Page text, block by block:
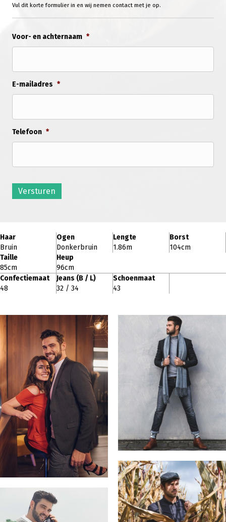
Vul dit korte formulier in en wij nemen contact met je op.
Voor- en achternaam *
E-mailadres *
Telefoon *
Versturen
Haar
Bruin
Ogen
Donkerbruin
Lengte
1.86m
Borst
104cm
Taille
85cm
Heup
96cm
Confectiemaat
48
Jeans (B / L)
32 / 34
Schoenmaat
43